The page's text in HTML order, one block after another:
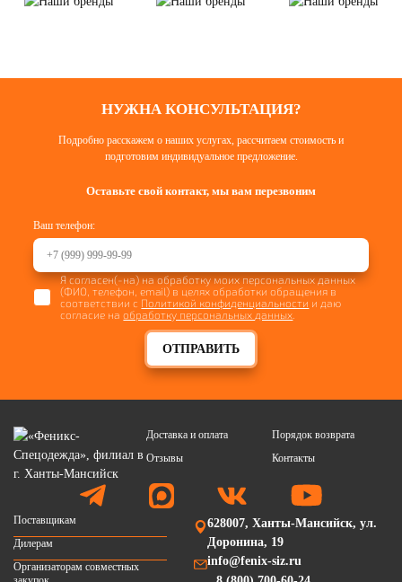
НУЖНА КОНСУЛЬТАЦИЯ?
Подробно расскажем о наших услугах, рассчитаем стоимость и
подготовим индивидуальное предложение.
Оставьте свой контакт, мы вам перезвоним
Ваш телефон:
ОТПРАВИТЬ
Я согласен(-на) на обработку моих персональных данных
(ФИО, телефон, email) в целях обработки обращения в
соответствии с Политикой конфиденциальности и даю
согласие наобработку персональных данных
Доставка и оплата
Порядок возврата
Отзывы
Контакты
Поставщикам
Дилерам
Организаторам совместных
628007, Ханты-Мансийск, ул.
Доронина, 19
info@fenix-siz.ru